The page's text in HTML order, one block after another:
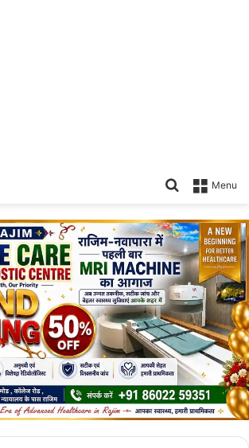
Menu
Search